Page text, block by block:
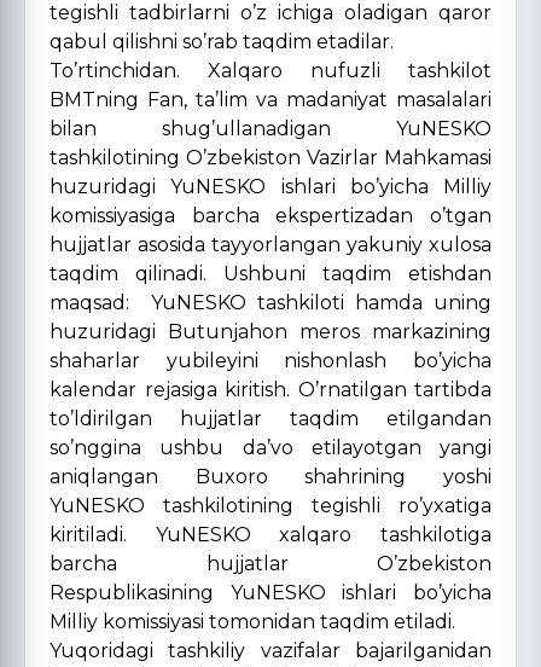
tegishli tadbirlarni o’z ichiga oladigan qaror
qabul qilishni so’rab taqdim etadilar.
To’rtinchidan. Xalqaro nufuzli tashkilot
BMTning Fan, ta’lim va madaniyat masalalari
bilan shug’ullanadigan YuNESKO
tashkilotining O’zbekiston Vazirlar Mahkamasi
huzuridagi YuNESKO ishlari bo’yicha Milliy
komissiyasiga barcha ekspertizadan o’tgan
hujjatlar asosida tayyorlangan yakuniy xulosa
taqdim qilinadi. Ushbuni taqdim etishdan
maqsad: YuNESKO tashkiloti hamda uning
huzuridagi Butunjahon meros markazining
shaharlar yubileyini nishonlash bo’yicha
kalendar rejasiga kiritish. O’rnatilgan tartibda
to’ldirilgan hujjatlar taqdim etilgandan
so’nggina ushbu da’vo etilayotgan yangi
aniqlangan Buxoro shahrining yoshi
YuNESKO tashkilotining tegishli ro’yxatiga
kiritiladi. YuNESKO xalqaro tashkilotiga
barcha hujjatlar O’zbekiston
Respublikasining YuNESKO ishlari bo’yicha
Milliy komissiyasi tomonidan taqdim etiladi.
Yuqoridagi tashkiliy vazifalar bajarilganidan